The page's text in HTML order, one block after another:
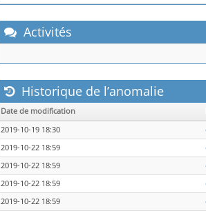
Activités
Historique de l’anomalie
Date de modification
2019-10-19 18:30
2019-10-22 18:59
2019-10-22 18:59
2019-10-22 18:59
2019-10-22 18:59